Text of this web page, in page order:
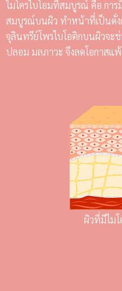
ไมโครไบโอมที่สมบูรณ์ คือ กา
สมบูรณ์บนผิว ทำหน้าที่เป็นดั่ง
จุลินทรีย์โพรไบโอติกบนผิวจะ
ปลอม มลภาวะ จึงลดโอกาสแพ้
ผิวที่มีไม